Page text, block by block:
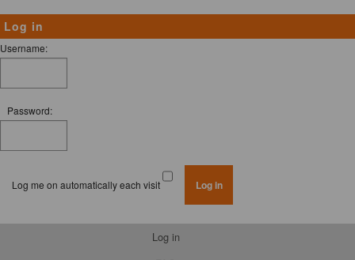
Log in
Username:
Password:
Log me on automatically each visit
Log in